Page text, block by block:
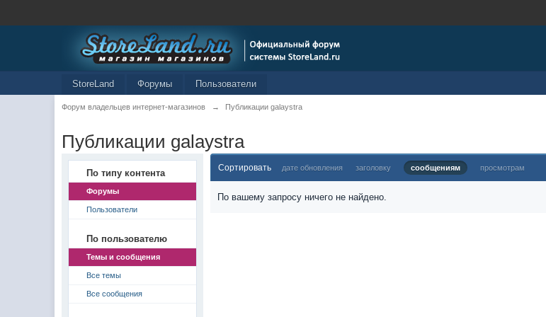
StoreLand Форумы Пользователи
Форум владельцев интернет-магазинов → Публикации galaystra
Публикации galaystra
По типу контента
Форумы
Пользователи
По пользователю
Темы и сообщения
Все темы
Все сообщения
Сортировать дате обновления заголовку сообщениям просмотрам
По вашему запросу ничего не найдено.